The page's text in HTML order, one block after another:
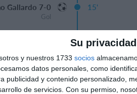
Su
y nuestros 1733 socios
datos personales, como
publicidad y contenido personalizado,
de servicios. Con su permiso,
Gallardo 7-0
Gol
15'
Salcedo 8-0 17'
Del Yerro 9-0
Gol
20'